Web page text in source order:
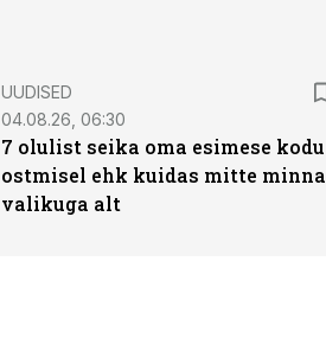
UUDISED
04.08.26, 06:30
7 olulist seika oma esimese kodu
ostmisel ehk kuidas mitte minna
valikuga alt